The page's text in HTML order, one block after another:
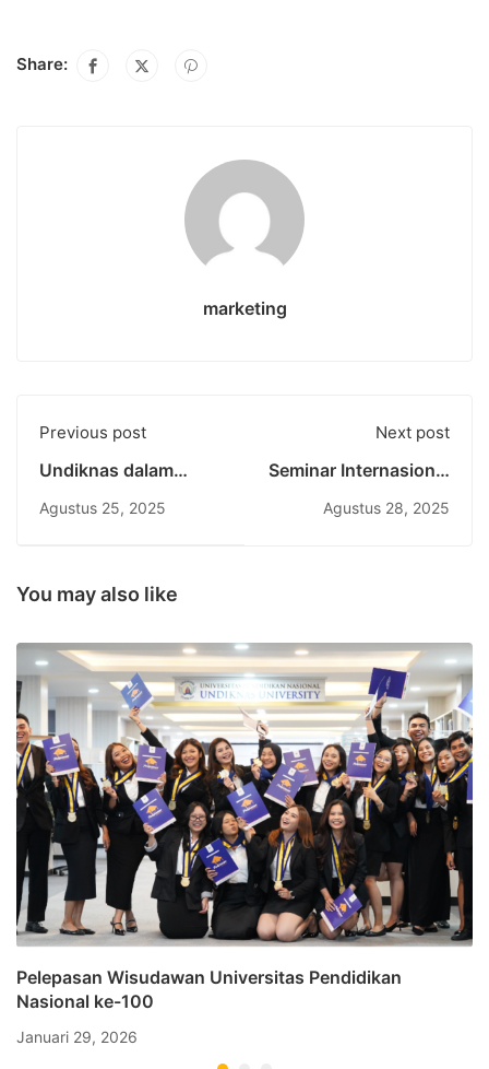
Share:
marketing
Previous post
Undiknas dalam
80: Bersatu
dan Maju
Agustus 25, 2025
Next post
Seminar Internasional
Tema Implementasi AI
Agustus 28, 2025
You may also like
Pelepasan Wisudawan Universitas Pendidikan
Nasional ke-100
Januari 29, 2026